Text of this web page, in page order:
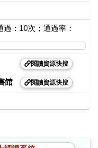
：10次；通過率：
閱讀資源快搜
館 閱讀資源快搜